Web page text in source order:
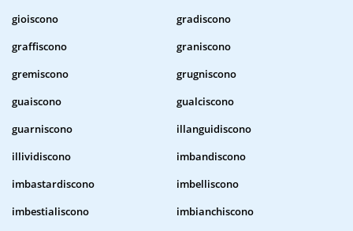
gioiscono
gradiscono
graffiscono
graniscono
gremiscono
grugniscono
guaiscono
gualciscono
guarniscono
illanguidiscono
illividiscono
imbandiscono
imbastardiscono
imbelliscono
imbestialiscono
imbianchiscono